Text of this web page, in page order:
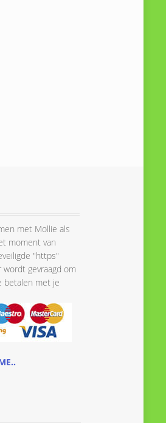
met Mollie als
moment van
"https"
wordt gevraagd om
betalen met je